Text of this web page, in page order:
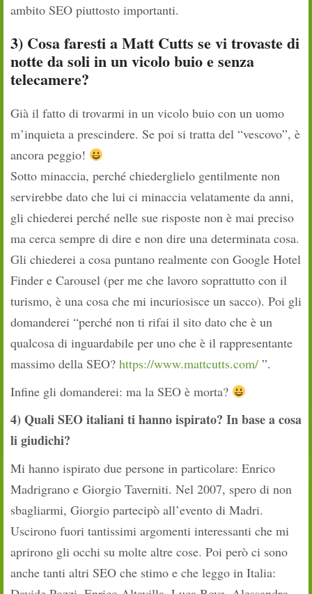
ambito SEO piuttosto importanti.
3) Cosa faresti a Matt Cutts se vi trovaste di
notte da soli in un vicolo buio e senza
telecamere?
Già il fatto di trovarmi in un vicolo buio con un uomo
m’inquieta a prescindere. Se poi si tratta del “vescovo”, è
ancora peggio!
Sotto minaccia, perché chiederglielo gentilmente non
servirebbe dato che lui ci minaccia velatamente da anni,
gli chiederei perché nelle sue risposte non è mai preciso
ma cerca sempre di dire e non dire una determinata cosa.
Gli chiederei a cosa puntano realmente con Google Hotel
Finder e Carousel (per me che lavoro soprattutto con il
turismo, è una cosa che mi incuriosisce un sacco). Poi gli
domanderei “perché non ti rifai il sito dato che è un
qualcosa di inguardabile per uno che è il rappresentante
massimo della SEO? https://www.mattcutts.com/ ”.
Infine gli domanderei: ma la SEO è morta?
4) Quali SEO italiani ti hanno ispirato? In base a cosa
li giudichi?
Mi hanno ispirato due persone in particolare: Enrico
Madrigrano e Giorgio Taverniti. Nel 2007, spero di non
sbagliarmi, Giorgio partecipò all’evento di Madri.
Uscirono fuori tantissimi argomenti interessanti che mi
aprirono gli occhi su molte altre cose. Poi però ci sono
anche tanti altri SEO che stimo e che leggo in Italia: